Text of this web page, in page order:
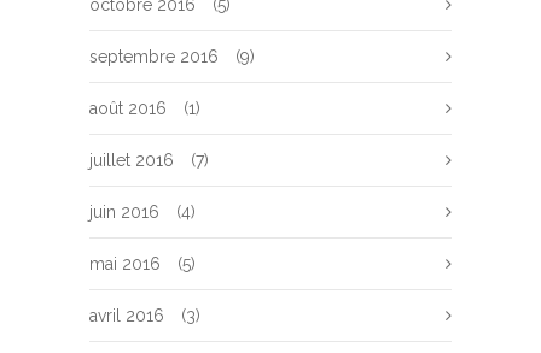
octobre 2016 (5)
septembre 2016 (9)
août 2016 (1)
juillet 2016 (7)
juin 2016 (4)
mai 2016 (5)
avril 2016 (3)